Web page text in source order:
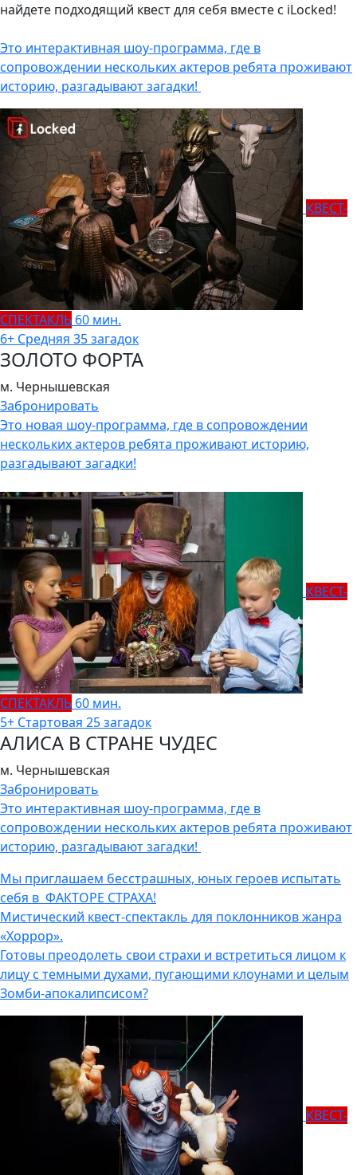
найдете подходящий квест для себя вместе с iLocked!
Это интерактивная шоу-программа, где в
сопровождении нескольких актеров ребята проживают
историю, разгадывают загадки!
КВЕСТ-
СПЕКТАКЛЬ 60 мин.
6+ Средняя 35 загадок
ЗОЛОТО ФОРТА
м. Чернышевская
Забронировать
Это новая шоу-программа, где в сопровождении
нескольких актеров ребята проживают историю,
разгадывают загадки!
КВЕСТ-
СПЕКТАКЛЬ 60 мин.
5+ Стартовая 25 загадок
АЛИСА В СТРАНЕ ЧУДЕС
м. Чернышевская
Забронировать
Это интерактивная шоу-программа, где в
сопровождении нескольких актеров ребята проживают
историю, разгадывают загадки!
Мы приглашаем бесстрашных, юных героев испытать
себя в ФАКТОРЕ СТРАХА!
Мистический квест-спектакль для поклонников жанра
«Хоррор».
Готовы преодолеть свои страхи и встретиться лицом к
лицу с темными духами, пугающими клоунами и целым
Зомби-апокалипсисом?
КВЕСТ-